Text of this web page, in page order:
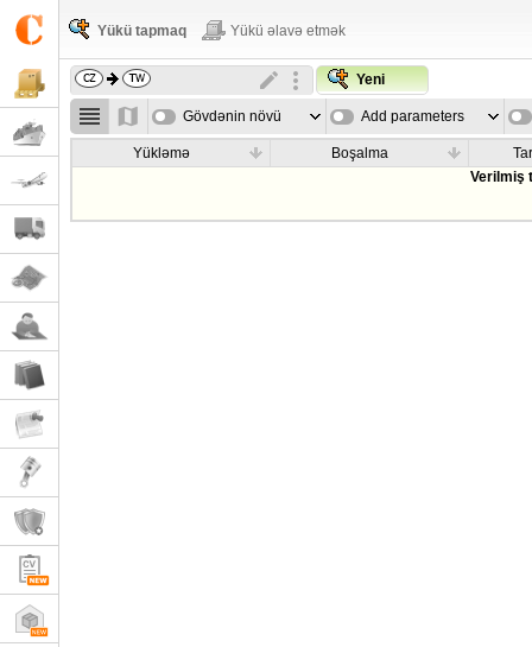
Yükü tapmaq Yükü əlavə etmək
Yeni
Gövdənin növü Add parameters
Yükləmə Boşalma
Verilmiş